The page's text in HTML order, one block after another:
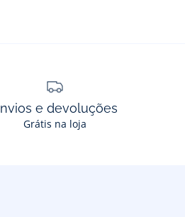
e devoluções
Grátis na loja